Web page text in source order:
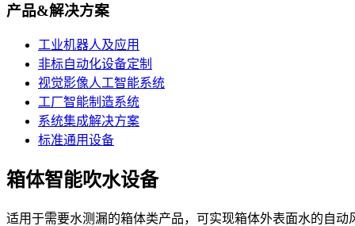
产品&解决方案
工业机器人及应用
非标自动化设备定制
视觉影像人工智能系统
工厂智能制造系统
系统集成解决方案
标准通用设备
箱体智能吹水设备
适用于需要水测漏的箱体类产品，可实现箱体外表面水的自动